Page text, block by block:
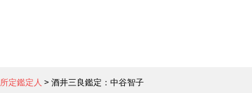
所定鑑定人 >酒井三良鑑定：中谷智子